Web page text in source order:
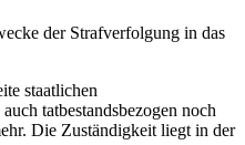
der Strafverfolgung in das
staatlichen
tatbestandsbezogen noch
Die Zuständigkeit liegt in der